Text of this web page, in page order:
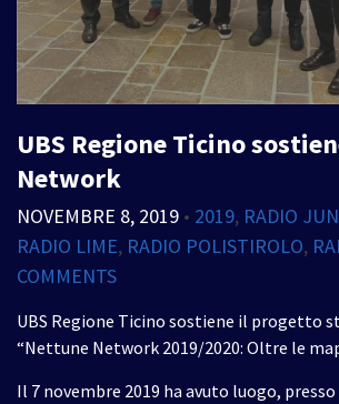
UBS Regione Ticino
Network
NOVEMBRE 8, 2019 • 2019, RADIO
RADIO LIME, RADIO POLISTIROLO,
COMMENTS
UBS Regione Ticino sostiene il progetto
“Nettune Network 2019/2020: Oltre le
Il 7 novembre 2019 ha avuto luogo,